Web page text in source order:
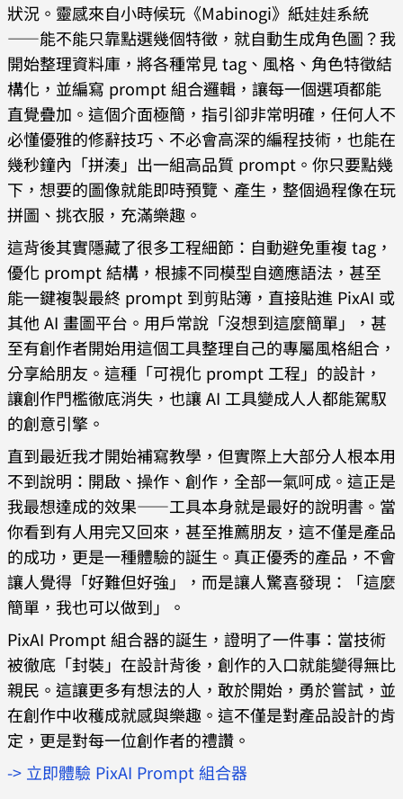
狀況。靈感來自小時候玩《Mabinogi》紙娃娃系統
——能不能只靠點選幾個特徵，就自動生成角色圖？我
開始整理資料庫，將各種常見 tag、風格、角色特徵結
構化，並編寫 prompt 組合邏輯，讓每一個選項都能
直覺疊加。這個介面極簡，指引卻非常明確，任何人不
必懂優雅的修辭技巧、不必會高深的編程技術，也能在
幾秒鐘內「拼湊」出一組高品質 prompt。你只要點幾
下，想要的圖像就能即時預覽、產生，整個過程像在玩
拼圖、挑衣服，充滿樂趣。
這背後其實隱藏了很多工程細節：自動避免重複 tag，
優化 prompt 結構，根據不同模型自適應語法，甚至
能一鍵複製最終 prompt 到剪貼簿，直接貼進 PixAI 或
其他 AI 畫圖平台。用戶常說「沒想到這麼簡單」，甚
至有創作者開始用這個工具整理自己的專屬風格組合，
分享給朋友。這種「可視化 prompt 工程」的設計，
讓創作門檻徹底消失，也讓 AI 工具變成人人都能駕馭
的創意引擎。
直到最近我才開始補寫教學，但實際上大部分人根本用
不到說明：開啟、操作、創作，全部一氣呵成。這正是
我最想達成的效果——工具本身就是最好的說明書。當
你看到有人用完又回來，甚至推薦朋友，這不僅是產品
的成功，更是一種體驗的誕生。真正優秀的產品，不會
讓人覺得「好難但好強」，而是讓人驚喜發現：「這麼
簡單，我也可以做到」。
PixAI Prompt 組合器的誕生，證明了一件事：當技術
被徹底「封裝」在設計背後，創作的入口就能變得無比
親民。這讓更多有想法的人，敢於開始，勇於嘗試，並
在創作中收穫成就感與樂趣。這不僅是對產品設計的肯
定，更是對每一位創作者的禮讚。
-> 立即體驗 PixAI Prompt 組合器